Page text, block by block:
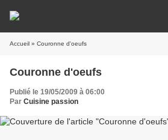
Accueil » Couronne d'oeufs
Couronne d'oeufs
Publié le 19/05/2009 à 06:00
Par Cuisine passion